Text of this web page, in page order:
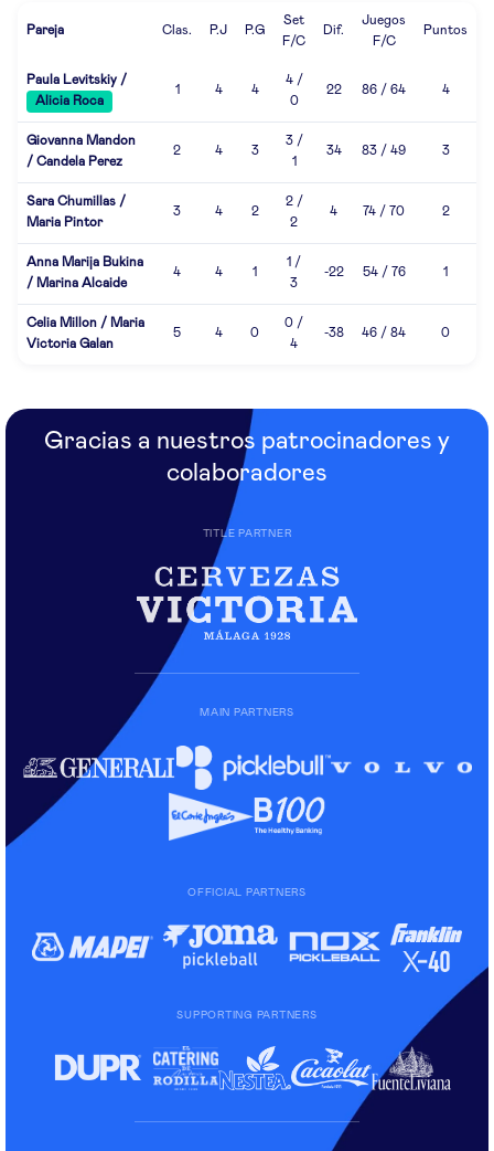
Pareja Clas. P.J P.G
Set
F/C
Dif.
Juegos
F/C
Puntos
Paula Levitskiy /
Alicia Roca
1 4 4
4 /
0
22 86 / 64 4
Giovanna Mandon
/ Candela Perez
2 4 3
3 /
1
34 83 / 49 3
Sara Chumillas /
Maria Pintor
3 4 2
2 /
2
4 74 / 70 2
Anna Marija Bukina
/ Marina Alcaide
4 4 1
1 /
3
-22 54 / 76 1
Celia Millon / Maria
Victoria Galan
5 4 0
0 /
4
-38 46 / 84 0
Gracias a nuestros patrocinadores y
colaboradores
TITLE PARTNER
MAIN PARTNERS
OFFICIAL PARTNERS
SUPPORTING PARTNERS